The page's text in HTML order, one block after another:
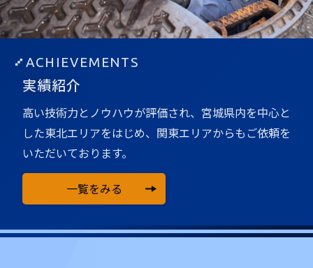
ACHIEVEMENTS
実績紹介
高い技術力とノウハウが評価され、宮城県内を中心と
した東北エリアをはじめ、関東エリアからもご依頼を
いただいております。
一覧をみる